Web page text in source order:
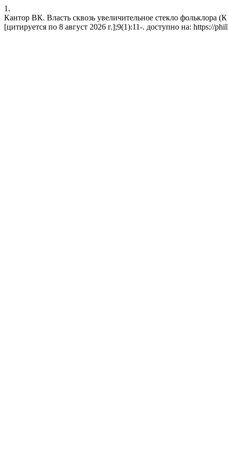
1.
Кантор ВК. Власть сквозь увеличительное стекло
[цитируется по 8 август 2026 г.];9(1):11-. доступно на: https://